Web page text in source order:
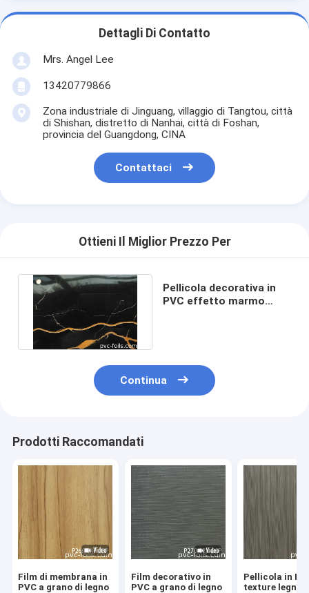
Dettagli Di Contatto
Mrs. Angel Lee
13420779866
Zona industriale di Jinguang, villaggio di Tangtou, città
di Shishan, distretto di Nanhai, città di Foshan,
provincia del Guangdong, CINA
Contattaci
Ottieni Il Miglior Prezzo Per
Pellicola decorativa in
PVC effetto marmo
Continua
Prodotti Raccomandati
Film di membrana in
PVC a grano di legno
Film decorativo in
PVC a grano di legno
Pellicola in
texture legno